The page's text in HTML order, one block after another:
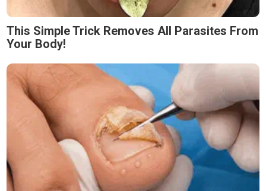
This Simple Trick Removes All Parasites From
Your Body!